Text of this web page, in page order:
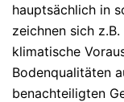
hauptsächlich in
zeichnen sich
klimatische
Bodenqualitäten
benachteiligten